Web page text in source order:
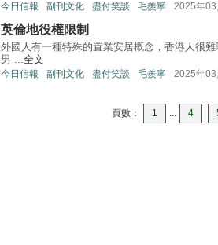
今日信報 副刊文化 盡付笑談 毛羨寧 2025年03
英倫地役權限制
外國人有一種特殊的置業安居概念，香港人很
男 ...全文
今日信報 副刊文化 盡付笑談 毛羨寧 2025年03
頁數： 1 ... 4